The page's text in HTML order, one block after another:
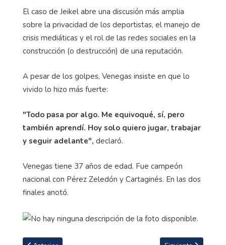
El caso de Jeikel abre una discusión más amplia
sobre la privacidad de los deportistas, el manejo de
crisis mediáticas y el rol de las redes sociales en la
construcción (o destrucción) de una reputación.
A pesar de los golpes, Venegas insiste en que lo
vivido lo hizo más fuerte:
"Todo pasa por algo. Me equivoqué, sí, pero
también aprendí. Hoy solo quiero jugar, trabajar
y seguir adelante", declaró.
Venegas tiene 37 años de edad. Fue campeón
nacional con Pérez Zeledón y Cartaginés. En las dos
finales anotó.